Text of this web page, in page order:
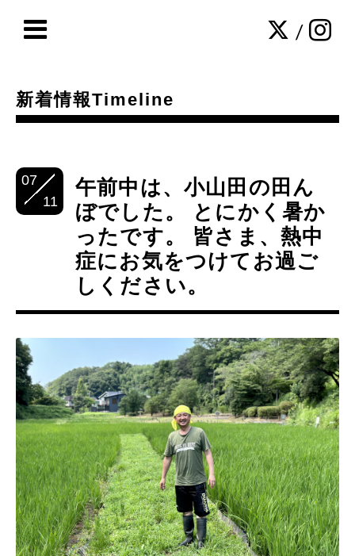
/
新着情報Timeline
07
11
午前中は、小山田の田ん
ぼでした。 とにかく暑か
ったです。 皆さま、熱中
症にお気をつけてお過ご
しください。